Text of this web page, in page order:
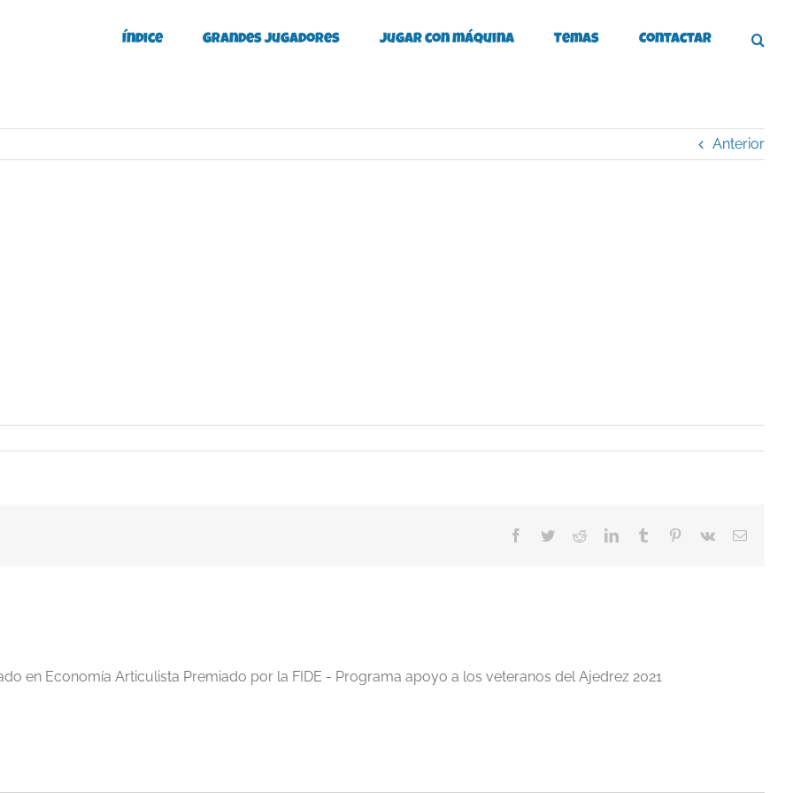
Índice Grandes Jugadores Jugar con máquina Temas Contactar
Anterior
Facebook
TwitterRedditLinkedInTumblr Pinterest
Vk
Correo
en Economía Articulista Premiado por la FIDE - Programa apoyo a los veteranos del Ajedrez 2021